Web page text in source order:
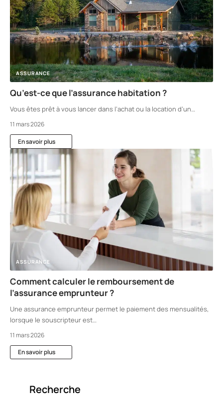
ASSURANCE
Qu’est-ce que l’assurance habitation ?
Vous êtes prêt à vous lancer dans l’achat ou la location d’un…
11 mars 2026
En savoir plus
ASSURANCE
Comment calculer le remboursement de
l’assurance emprunteur ?
Une assurance emprunteur permet le paiement des mensualités,
lorsque le souscripteur est…
11 mars 2026
En savoir plus
Recherche